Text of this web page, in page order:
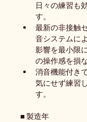
日々の練習も
す。
最新の非接触
音システムに
影響を最小限
の操作感を損
消音機能付き
気にせず練習
す。
■ 製造年